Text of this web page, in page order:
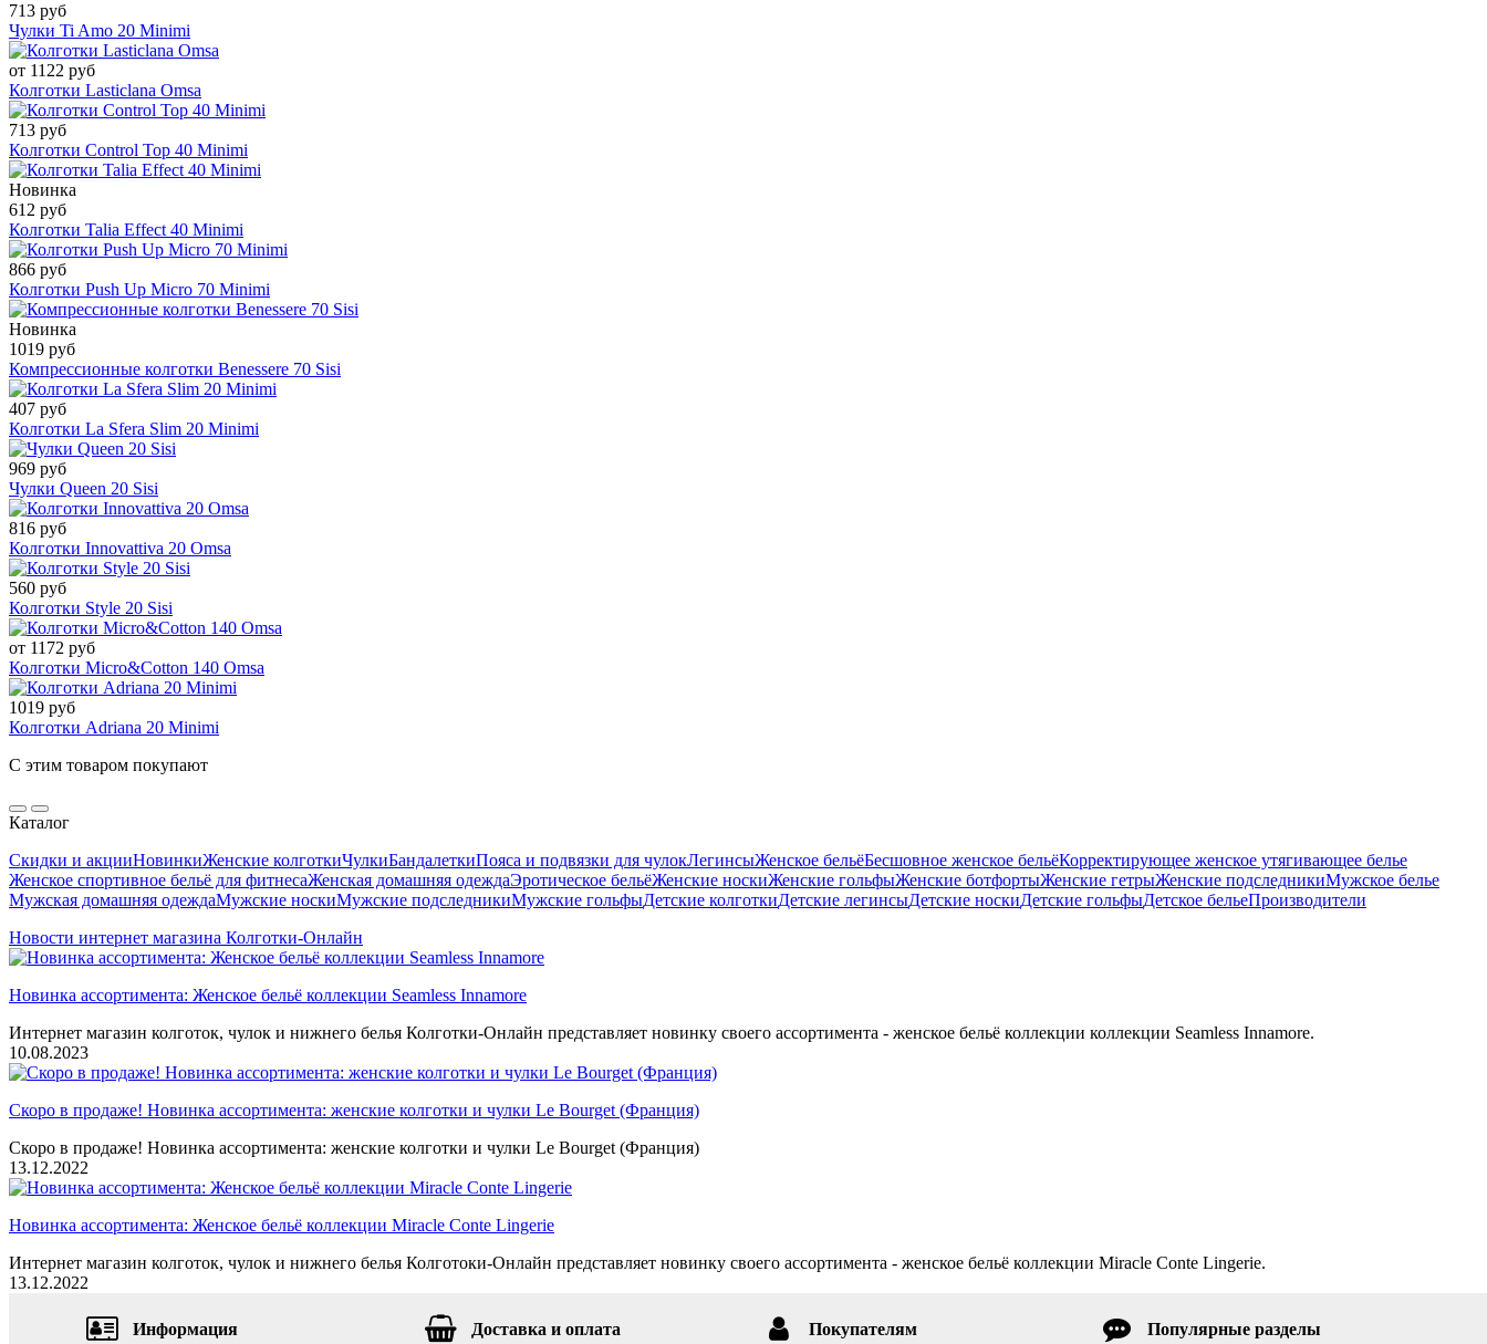
713 руб
Чулки Ti Amo 20 Minimi
от 1122 руб
Колготки Lasticlana Omsa
713 руб
Колготки Control Top 40 Minimi
Новинка
612 руб
Колготки Talia Effect 40 Minimi
866 руб
Колготки Push Up Micro 70 Minimi
Новинка
1019 руб
Компрессионные колготки Benessere 70 Sisi
407 руб
Колготки La Sfera Slim 20 Minimi
969 руб
Чулки Queen 20 Sisi
816 руб
Колготки Innovattiva 20 Omsa
560 руб
Колготки Style 20 Sisi
от 1172 руб
Колготки Micro&Cotton 140 Omsa
1019 руб
Колготки Adriana 20 Minimi
С этим товаром покупают
Каталог
Скидки и акцииНовинкиЖенские колготкиЧулкиБандалеткиПояса и подвязки для чулокЛегинсыЖенское бельёБесшовное женское бельёКорректирующее женское утягивающее белье
Женское спортивное бельё для фитнесаЖенская домашняя одеждаЭротическое бельёЖенские носкиЖенские гольфыЖенские ботфортыЖенские гетрыЖенские подследникиМужское белье
Мужская домашняя одеждаМужские носкиМужские подследникиМужские гольфыДетские колготкиДетские легинсыДетские носкиДетские гольфыДетское бельеПроизводители
Новости интернет магазина Колготки-Онлайн
Новинка ассортимента: Женское бельё коллекции Seamless Innamore
Интернет магазин колготок, чулок и нижнего белья Колготки-Онлайн представляет новинку своего ассортимента - женское бельё коллекции коллекции Seamless Innamore.
10.08.2023
Скоро в продаже! Новинка ассортимента: женские колготки и чулки Le Bourget (Франция)
Скоро в продаже! Новинка ассортимента: женские колготки и чулки Le Bourget (Франция)
13.12.2022
Новинка ассортимента: Женское бельё коллекции Miracle Conte Lingerie
Интернет магазин колготок, чулок и нижнего белья Колготоки-Онлайн представляет новинку своего ассортимента - женское бельё коллекции Miracle Conte Lingerie.
13.12.2022
Информация Доставка и оплата Покупателям Популярные разделы